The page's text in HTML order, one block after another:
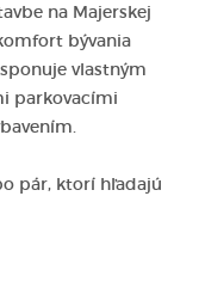
na Majerskej
bývania
vlastným
parkovacími
pár, ktorí hľadajú